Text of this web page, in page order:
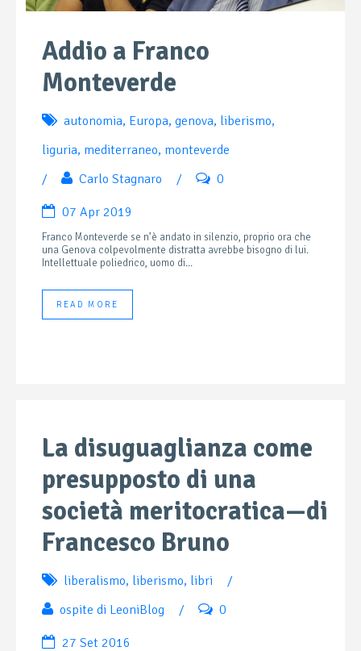
Addio a Franco
Monteverde
autonomia, Europa, genova, liberismo,
liguria, mediterraneo, monteverde
/
Carlo Stagnaro / 0
07 Apr 2019
Franco Monteverde se n’è andato in silenzio, proprio ora che
una Genova colpevolmente distratta avrebbe bisogno di lui.
Intellettuale poliedrico, uomo di...
READ MORE
La disuguaglianza come
presupposto di una
società meritocratica—di
Francesco Bruno
liberalismo, liberismo, libri
/
ospite di LeoniBlog
/ 0
27 Set 2016